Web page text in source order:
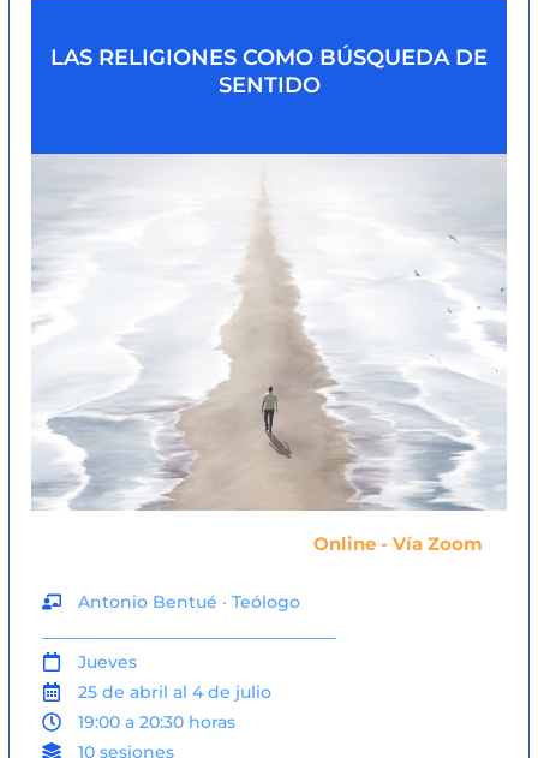
LAS RELIGIONES COMO BÚSQUEDA DE
SENTIDO
Online - Vía Zoom
Antonio Bentué · Teólogo
Jueves
25 de abril al 4 de julio
19:00 a 20:30 horas
10 sesiones